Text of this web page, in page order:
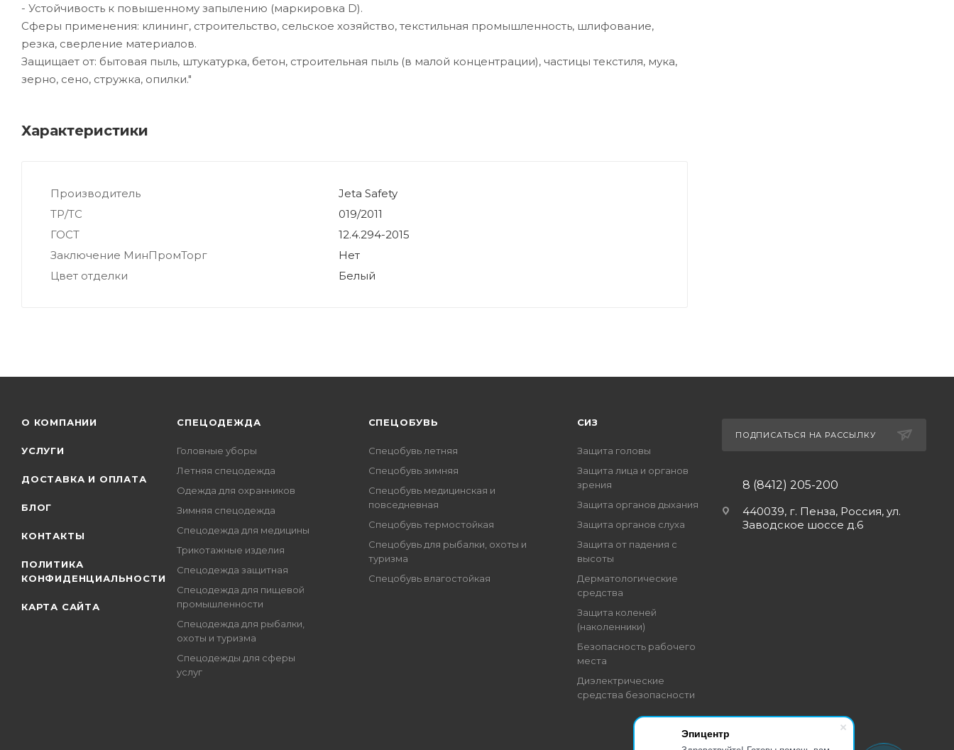
Эпицентр
- Устойчивость к повышенному запылению (маркировка D).
Сферы применения: клининг, строительство, сельское хозяйство, текстильная промышленность, шлифование,
резка, сверление материалов.
Защищает от: бытовая пыль, штукатурка, бетон, строительная пыль (в малой концентрации), частицы текстиля, мука,
зерно, сено, стружка, опилки."
Характеристики
Производитель
Jeta Safety
ТР/ТС
019/2011
ГОСТ
12.4.294-2015
Заключение МинПромТорг
Нет
Цвет отделки
Белый
О КОМПАНИИ
УСЛУГИ
ДОСТАВКА И ОПЛАТА
БЛОГ
КОНТАКТЫ
ПОЛИТИКА
КОНФИДЕНЦИАЛЬНОСТИ
КАРТА САЙТА
СПЕЦОДЕЖДА
Головные уборы
Летняя спецодежда
Одежда для охранников
Зимняя спецодежда
Спецодежда для медицины
Трикотажные изделия
Спецодежда защитная
Спецодежда для пищевой
промышленности
Спецодежда для рыбалки,
охоты и туризма
Спецодежды для сферы
услуг
CПЕЦОБУВЬ
Спецобувь летняя
Спецобувь зимняя
Спецобувь медицинская и
повседневная
Спецобувь термостойкая
Спецобувь для рыбалки, охоты и
туризма
Спецобувь влагостойкая
СИЗ
Защита головы
Защита лица и органов
зрения
Защита органов дыхания
Защита органов слуха
Защита от падения с
высоты
Дерматологические
средства
Защита коленей
(наколенники)
Безопасность рабочего
места
Диэлектрические
средства безопасности
ПОДПИСАТЬСЯ НА РАССЫЛКУ
8 (8412) 205-200
440039, г. Пенза, Россия, ул.
Заводское шоссе д.6